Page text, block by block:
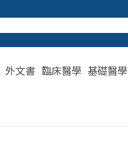
外文書 臨床醫學 基礎醫學